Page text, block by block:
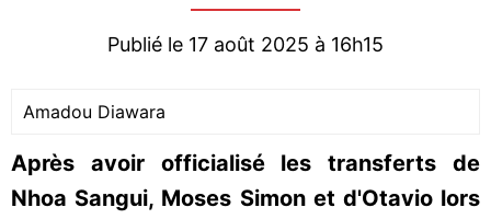
Publié le 17 août 2025 à 16h15
Amadou Diawara
Après avoir officialisé les transferts de
Nhoa Sangui, Moses Simon et d'Otavio lors